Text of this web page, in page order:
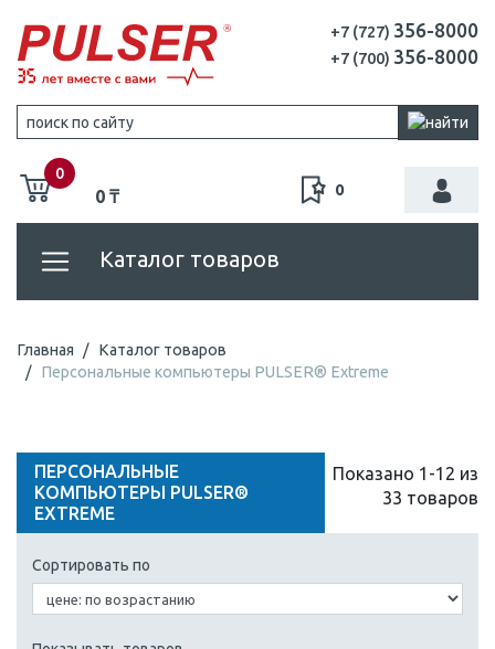
+7 (727) 356-8000
+7 (700) 356-8000
0
0 ₸ 0
Каталог товаров
Главная
Каталог товаров
Персональные компьютеры PULSER® Extreme
ПЕРСОНАЛЬНЫЕ
КОМПЬЮТЕРЫ PULSER®
EXTREME
Показано 1-12 из
33 товаров
Сортировать по